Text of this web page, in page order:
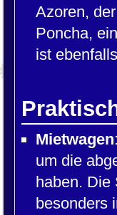
Azoren,
Poncha,
ist
Mietwagen
um die
haben. Die
besonders